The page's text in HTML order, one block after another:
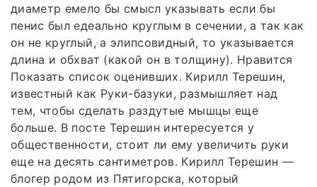
диаметр емело бы смысл указывать если бы
пенис был едеально круглым в сечении, а так как
он не круглый, а элипсовидный, то указывается
длина и обхват (какой он в толщину). Нравится
Показать список оценивших. Кирилл Терешин,
известный как Руки-базуки, размышляет над
тем, чтобы сделать раздутые мышцы еще
больше. В посте Терешин интересуется у
общественности, стоит ли ему увеличить руки
еще на десять сантиметров. Кирилл Терешин —
блогер родом из Пятигорска, который